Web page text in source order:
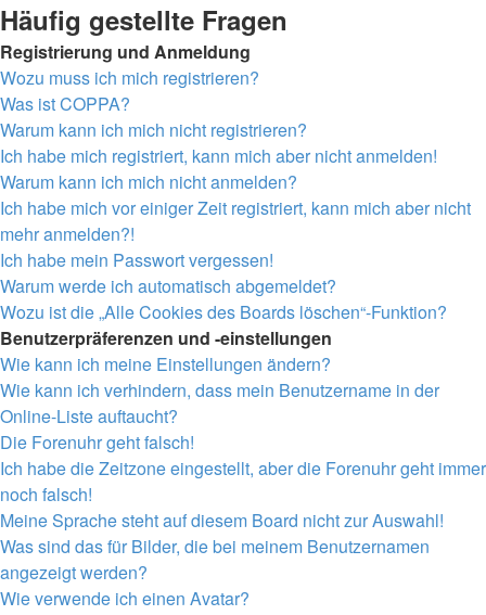
Häufig gestellte Fragen
Registrierung und Anmeldung
Wozu muss ich mich registrieren?
Was ist COPPA?
Warum kann ich mich nicht registrieren?
Ich habe mich registriert, kann mich aber nicht anmelden!
Warum kann ich mich nicht anmelden?
Ich habe mich vor einiger Zeit registriert, kann mich aber nicht
mehr anmelden?!
Ich habe mein Passwort vergessen!
Warum werde ich automatisch abgemeldet?
Wozu ist die „Alle Cookies des Boards löschen“-Funktion?
Benutzerpräferenzen und -einstellungen
Wie kann ich meine Einstellungen ändern?
Wie kann ich verhindern, dass mein Benutzername in der
Online-Liste auftaucht?
Die Forenuhr geht falsch!
Ich habe die Zeitzone eingestellt, aber die Forenuhr geht immer
noch falsch!
Meine Sprache steht auf diesem Board nicht zur Auswahl!
Was sind das für Bilder, die bei meinem Benutzernamen
angezeigt werden?
Wie verwende ich einen Avatar?